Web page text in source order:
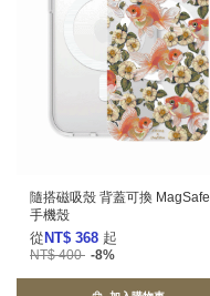
隨搭磁吸殼 背蓋可換 MagSafe
手機殼
從 NT$ 368 起
NT$ 400 -8%